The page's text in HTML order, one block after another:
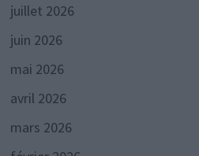
juillet 2026
juin 2026
mai 2026
avril 2026
mars 2026